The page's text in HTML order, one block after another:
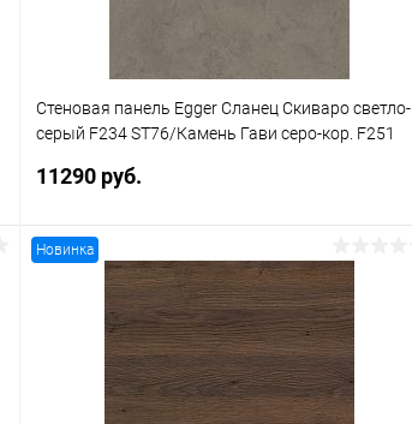
Стеновая панель Egger Сланец Скиваро светло-
серый F234 ST76/Камень Гави серо-кор. F251
11290 руб.
В корзину
Купить в 1 клик К сравнению
В избранное В наличии
Новинка